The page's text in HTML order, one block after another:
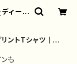
ィース
/人気/
うさ
リントTシャツ｜メ
れ｜かわいい｜白
も